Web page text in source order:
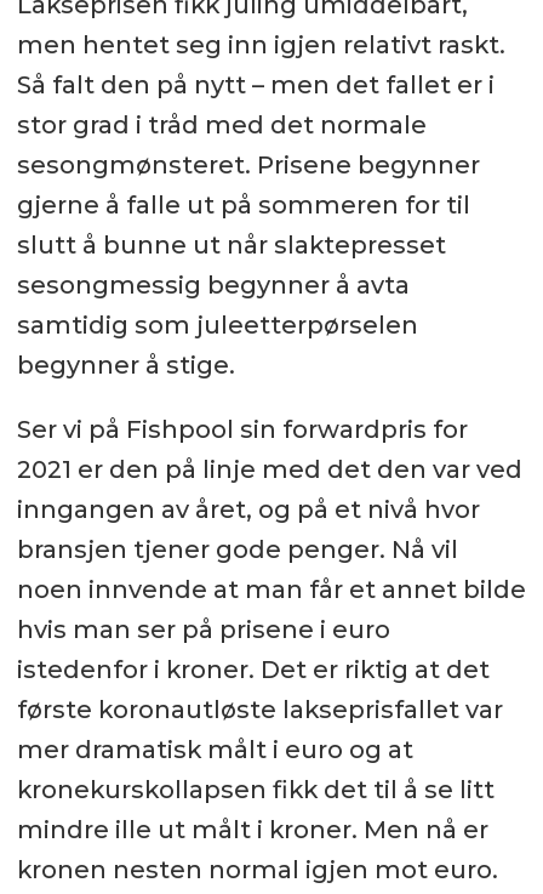
men hentet seg inn igjen relativt raskt.
Så falt den på nytt – men det fallet er i
stor grad i tråd med det normale
sesongmønsteret. Prisene begynner
gjerne å falle ut på sommeren for til
slutt å bunne ut når slaktepresset
sesongmessig begynner å avta
samtidig som juleetterpørselen
begynner å stige.
Ser vi på Fishpool sin forwardpris for
2021 er den på linje med det den var ved
inngangen av året, og på et nivå hvor
bransjen tjener gode penger. Nå vil
noen innvende at man får et annet bilde
hvis man ser på prisene i euro
istedenfor i kroner. Det er riktig at det
første koronautløste lakseprisfallet var
mer dramatisk målt i euro og at
kronekurskollapsen fikk det til å se litt
mindre ille ut målt i kroner. Men nå er
kronen nesten normal igjen mot euro.